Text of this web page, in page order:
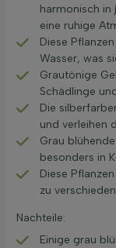
harmonisch in
eine ruhige
Diese
Wasser, was
Grautönige
Schädlinge
Die
und verleihen
Grau
besonders in
Diese
zu
Nachteile:
Einige grau